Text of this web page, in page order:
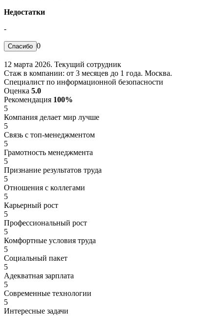
Недостатки
-
0
12 марта 2026. Текущий сотрудник
Стаж в компании: от 3 месяцев до 1 года. Москва.
Специалист по информационной безопасности
Оценка 5.0
Рекомендация 100%
5
Компания делает мир лучше
5
Связь с топ-менеджментом
5
Грамотность менеджмента
5
Признание результатов труда
5
Отношения с коллегами
5
Карьерный рост
5
Профессиональный рост
5
Комфортные условия труда
5
Социальный пакет
5
Адекватная зарплата
5
Современные технологии
5
Интересные задачи